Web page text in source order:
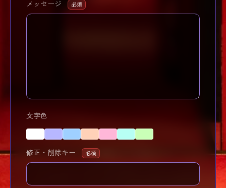
メッセージ 必須
文字色
修正・削除キー 必須